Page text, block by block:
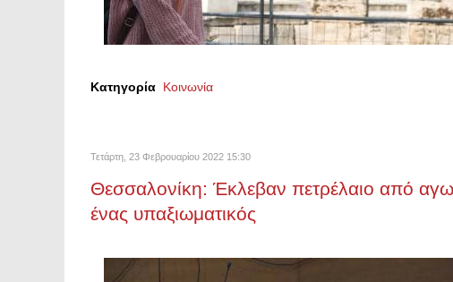
Κατηγορία Κοινωνία
Τετάρτη, 23 Φεβρουαρίου 2022 15:30
Θεσσαλονίκη: Έκλεβαν πετρέλαιο από
ένας υπαξιωματικός